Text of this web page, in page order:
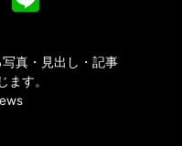
真・見出し・記事
ます。